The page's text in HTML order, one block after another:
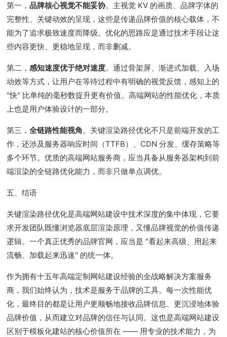
第一，品牌核心视觉不能妥协。主视觉 KV 的画质、品牌字体的
完整性、关键动效的呈现，这些是传递品牌价值的核心载体，不
能为了追求极致速度而降级。优化的思路应是通过技术手段让这
些内容更快、更稳地呈现，而非删减。
第二，感知速度优于绝对速度。通过骨架屏、渐进式加载、入场
动效等方式，让用户在等待过程中有明确的视觉反馈，感知上的
"快" 比单纯的毫秒数提升更有价值。高端网站的性能优化，本质
上也是用户体验设计的一部分。
第三，全链路性能视角。关键渲染路径优化不只是前端开发的工
作，还涉及服务器响应时间（TTFB）、CDN 分发、缓存策略等
多个环节。优质的高端网站服务商，应当具备从服务器架构到前
端渲染的全链路优化能力，而非只做单点调优。
五、结语
关键渲染路径优化是高端网站建设中技术深度的集中体现，它要
求开发团队既懂浏览器底层渲染原理，又懂品牌视觉的价值传递
逻辑。一个真正优秀的品牌官网，应当是 "看起来高级、用起来
流畅、加载起来迅速" 的统一体。
作为拥有十五年高端定制网站建设经验的全战略解决方案服务
商，我们始终认为，技术是服务于品牌的工具。每一次性能优
化，最终目的都是让用户更顺畅地接收品牌信息、更沉浸地体验
品牌价值，从而建立对品牌的信任与认同。这也是高端网站建设
区别于模板化建站的核心价值所在 —— 用专业的技术能力，为